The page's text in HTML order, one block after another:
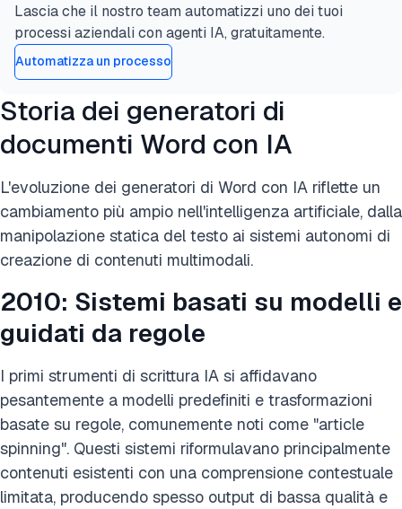
Lascia che il nostro team automatizzi uno dei tuoi
processi aziendali con agenti IA, gratuitamente.
Automatizza un processo
Storia dei generatori di
documenti Word con IA
L'evoluzione dei generatori di Word con IA riflette un
cambiamento più ampio nell'intelligenza artificiale, dalla
manipolazione statica del testo ai sistemi autonomi di
creazione di contenuti multimodali.
2010: Sistemi basati su modelli e
guidati da regole
I primi strumenti di scrittura IA si affidavano
pesantemente a modelli predefiniti e trasformazioni
basate su regole, comunemente noti come "article
spinning". Questi sistemi riformulavano principalmente
contenuti esistenti con una comprensione contestuale
limitata, producendo spesso output di bassa qualità e